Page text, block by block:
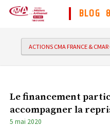
BLOG
ACTIONS CMA FRANCE &
Le financement
accompagner la
5 mai 2020